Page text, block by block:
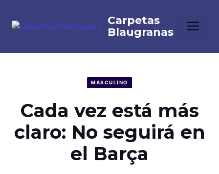
contenido
MASCULINO
Cada vez está más
claro: No seguirá en
el Barça